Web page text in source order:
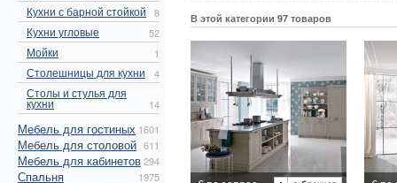
Кухни с барной стойкой 8
Кухни угловые 52
Мойки 1
Столешницы для кухни 4
Столы и стулья для
кухни 14
Мебель для гостиных 1601
Мебель для столовой 611
Мебель для кабинетов294
Спальня 1975
В этой категории 97 товаров